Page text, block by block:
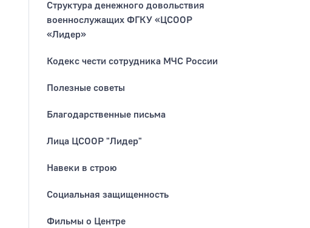
Структура денежного довольствия
военнослужащих ФГКУ «ЦСООР
«Лидер»
Кодекс чести сотрудника МЧС России
Полезные советы
Благодарственные письма
Лица ЦСООР "Лидер"
Навеки в строю
Социальная защищенность
Фильмы о Центре